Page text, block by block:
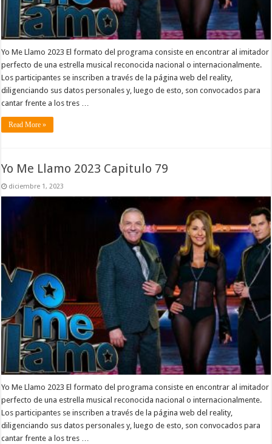
Yo Me Llamo 2023 El formato del programa consiste en encontrar al imitador
perfecto de una estrella musical reconocida nacional o internacionalmente.
Los participantes se inscriben a través de la página web del reality,
diligenciando sus datos personales y, luego de esto, son convocados para
cantar frente a los tres …
Read More »
Yo Me Llamo 2023 Capitulo 79
diciembre 1, 2023
Yo Me Llamo 2023 El formato del programa consiste en encontrar al imitador
perfecto de una estrella musical reconocida nacional o internacionalmente.
Los participantes se inscriben a través de la página web del reality,
diligenciando sus datos personales y, luego de esto, son convocados para
cantar frente a los tres …